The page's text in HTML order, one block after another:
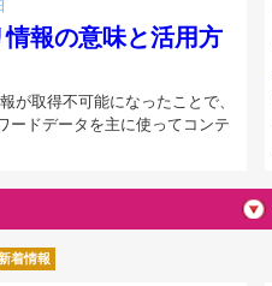
報の意味と活用方
が取得不可能になったことで、
ードデータを主に使ってコンテ
着情報